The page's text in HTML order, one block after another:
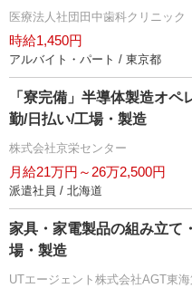
医療法人社団田中歯科クリニック
時給1,450円
アルバイト・パート / 東京都
「寮完備」半導体製造オペ
勤/日払い/工場・製造
株式会社京栄センター
月給21万円～26万2,500円
派遣社員 / 北海道
家具・家電製品の組み立て
場・製造
UTエージェント株式会社AGT東